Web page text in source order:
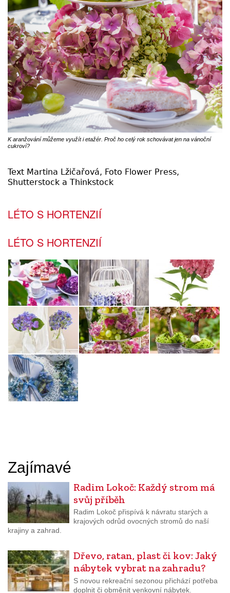
K aranžování můžeme využít i etažér. Proč ho celý rok schovávat jen na vánoční
cukroví?
Text Martina Lžičařová, Foto Flower Press,
Shutterstock a Thinkstock
LÉTO S HORTENZIÍ
LÉTO S HORTENZIÍ
Zajímavé
Radim Lokoč: Každý strom má
svůj příběh
Radim Lokoč přispívá k návratu starých a
krajových odrůd ovocných stromů do naší
krajiny a zahrad.
Dřevo, ratan, plast či kov: Jaký
nábytek vybrat na zahradu?
S novou rekreační sezonou přichází potřeba
doplnit či obměnit venkovní nábytek.